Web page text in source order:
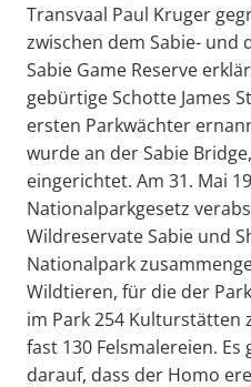
Transvaal Paul Kruger
zwischen dem Sabie- und
Sabie Game Reserve
gebürtige Schotte James
ersten Parkwächter
wurde an der Sabie
eingerichtet. Am 31. Mai
Nationalparkgesetz
Wildreservate Sabie und
Nationalpark
Wildtieren, für die der
im Park 254 Kulturstätten
fast 130 Felsmalereien.
darauf, dass der Homo